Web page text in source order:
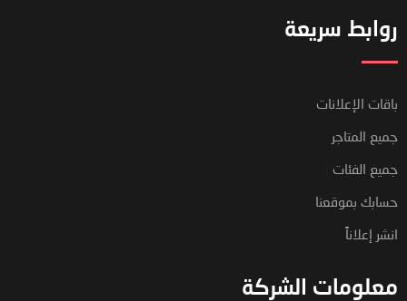
روابط سريعة
باقات الإعلانات
جميع المتاجر
جميع الفئات
حسابك بموقعنا
انشر إعلاناً
معلومات الشركة